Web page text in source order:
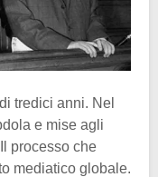
tredici anni. Nel
e mise agli
processo che
mediatico globale.